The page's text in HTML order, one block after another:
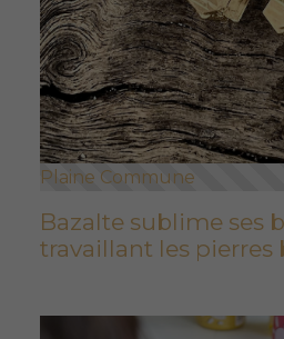
Plaine Commune
Bazalte sublime ses
travaillant les pierres